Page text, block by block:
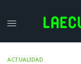
ACTUALIDAD